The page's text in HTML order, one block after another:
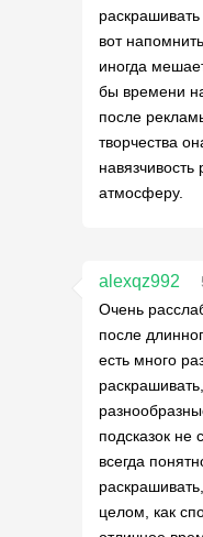
вот
иногда
бы времени
после
творчества
атмосферу.
alexqz992
Очень
после
есть много
подсказок не
всегда
целом, как